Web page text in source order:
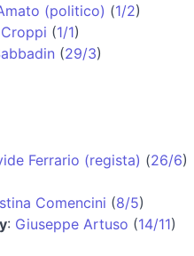
(politico) (1/2)
(1/1)
(29/3)
Ferrario (regista) (26/6)
Comencini (8/5)
: Giuseppe Artuso (14/11)